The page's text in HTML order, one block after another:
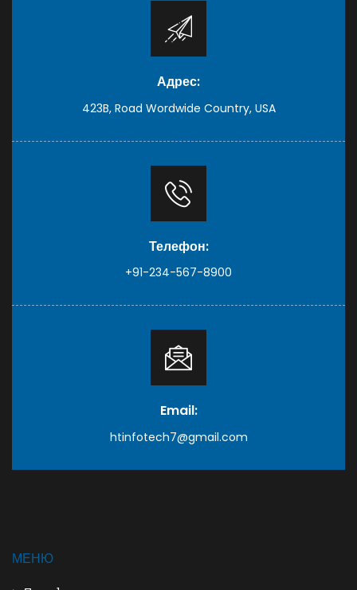
Адрес:
423B, Road Wordwide Country, USA
Телефон:
+91-234-567-8900
Email:
htinfotech7@gmail.com
МЕНЮ